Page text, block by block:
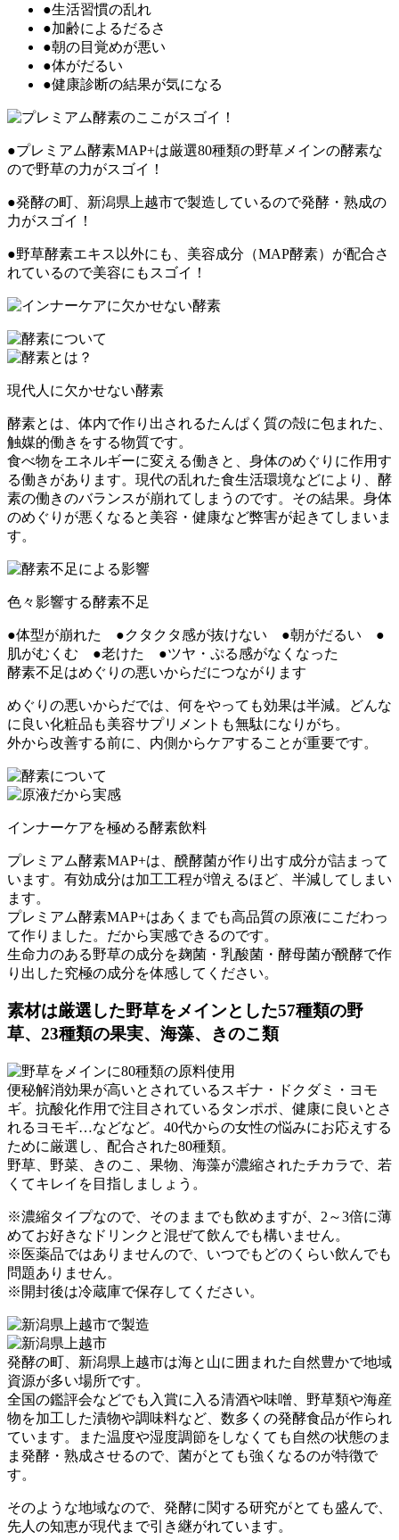
●生活習慣の乱れ
●加齢によるだるさ
●朝の目覚めが悪い
●体がだるい
●健康診断の結果が気になる
●プレミアム酵素MAP+は厳選80種類の野草メインの酵素な
ので野草の力がスゴイ！
●発酵の町、新潟県上越市で製造しているので発酵・熟成の
力がスゴイ！
●野草酵素エキス以外にも、美容成分（MAP酵素）が配合さ
れているので美容にもスゴイ！
現代人に欠かせない酵素
酵素とは、体内で作り出されるたんぱく質の殻に包まれた、
触媒的働きをする物質です。
食べ物をエネルギーに変える働きと、身体のめぐりに作用す
る働きがあります。現代の乱れた食生活環境などにより、酵
素の働きのバランスが崩れてしまうのです。その結果。身体
のめぐりが悪くなると美容・健康など弊害が起きてしまいま
す。
色々影響する酵素不足
●体型が崩れた ●クタクタ感が抜けない ●朝がだるい ●
肌がむくむ ●老けた ●ツヤ・ぷる感がなくなった
酵素不足はめぐりの悪いからだにつながります
めぐりの悪いからだでは、何をやっても効果は半減。どんな
に良い化粧品も美容サプリメントも無駄になりがち。
外から改善する前に、内側からケアすることが重要です。
インナーケアを極める酵素飲料
プレミアム酵素MAP+は、醗酵菌が作り出す成分が詰まって
います。有効成分は加工工程が増えるほど、半減してしまい
ます。
プレミアム酵素MAP+はあくまでも高品質の原液にこだわっ
て作りました。だから実感できるのです。
生命力のある野草の成分を麹菌・乳酸菌・酵母菌が醗酵で作
り出した究極の成分を体感してください。
素材は厳選した野草をメインとした57種類の野
草、23種類の果実、海藻、きのこ類
便秘解消効果が高いとされているスギナ・ドクダミ・ヨモ
ギ。抗酸化作用で注目されているタンポポ、健康に良いとさ
れるヨモギ…などなど。40代からの女性の悩みにお応えする
ために厳選し、配合された80種類。
野草、野菜、きのこ、果物、海藻が濃縮されたチカラで、若
くてキレイを目指しましょう。
※濃縮タイプなので、そのままでも飲めますが、2～3倍に薄
めてお好きなドリンクと混ぜて飲んでも構いません。
※医薬品ではありませんので、いつでもどのくらい飲んでも
問題ありません。
※開封後は冷蔵庫で保存してください。
発酵の町、新潟県上越市は海と山に囲まれた自然豊かで地域
資源が多い場所です。
全国の鑑評会などでも入賞に入る清酒や味噌、野草類や海産
物を加工した漬物や調味料など、数多くの発酵食品が作られ
ています。また温度や湿度調節をしなくても自然の状態のま
ま発酵・熟成させるので、菌がとても強くなるのが特徴で
す。
そのような地域なので、発酵に関する研究がとても盛んで、
先人の知恵が現代まで引き継がれています。